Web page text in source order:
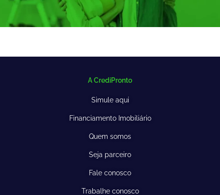
A CrediPronto
Simule aqui
Financiamento Imobiliário
Quem somos
Seja parceiro
Fale conosco
Trabalhe conosco